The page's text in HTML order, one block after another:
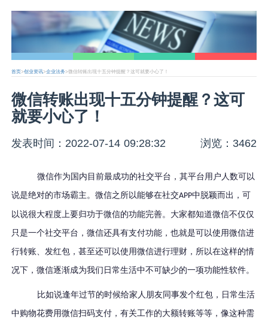
首页>创业资讯>企业法务>微信转账出现十五分钟提醒？这可就要小心了！
微信转账出现十五分钟提醒？这可
就要小心了！
发表时间：2022-07-14 09:28:32 浏览：3462
微信作为国内目前最成功的社交平台，其平台用户人数可以
说是绝对的市场霸主。微信之所以能够在社交APP中脱颖而出，可
以说很大程度上要归功于微信的功能完善。大家都知道微信不仅仅
只是一个社交平台，微信还具有支付功能，也就是可以使用微信进
行转账、发红包，甚至还可以使用微信进行理财，所以在这样的情
况下，微信逐渐成为我们日常生活中不可缺少的一项功能性软件。
比如说逢年过节的时候给家人朋友同事发个红包，日常生活
中购物花费用微信扫码支付，有关工作的大额转账等等，像这种需